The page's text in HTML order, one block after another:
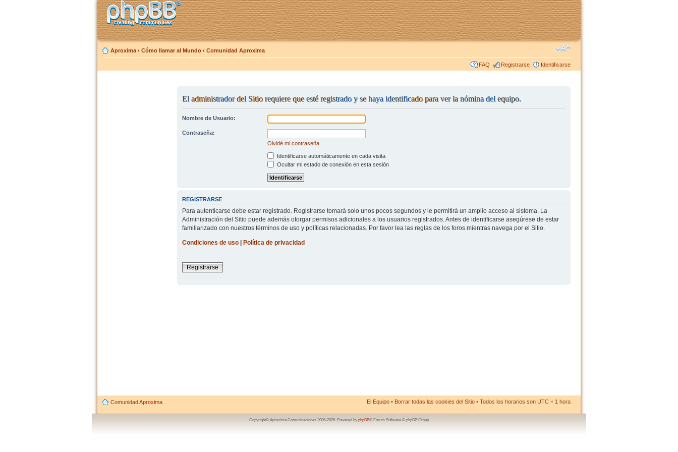
Aproxima ‹ Cómo llamar al Mundo ‹ Comunidad Aproxima
FAQ Registrarse Identificarse
El administrador del Sitio requiere que esté registrado y se haya identificado para ver la nómina del equipo.
Nombre de Usuario:
Contraseña:
Olvidé mi contraseña
Identificarse automáticamente en cada visita
Ocultar mi estado de conexión en esta sesión
REGISTRARSE
Para autenticarse debe estar registrado. Registrarse tomará solo unos pocos segundos y le permitirá un amplio acceso al sistema. La
Administración del Sitio puede además otorgar permisos adicionales a los usuarios registrados. Antes de identificarse asegúrese de estar
familiarizado con nuestros términos de uso y políticas relacionadas. Por favor lea las reglas de los foros mientras navega por el Sitio.
Condiciones de uso| Política de privacidad
Registrarse
Comunidad Aproxima El Equipo • Borrar todas las cookies del Sitio • Todos los horarios son UTC + 1 hora
Copyright© Aproxima Comunicaciones 2006-2026. Powered by phpBB® Forum Software © phpBB Group